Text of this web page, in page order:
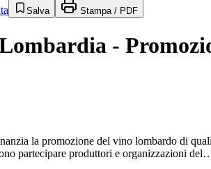
Salva Stampa / PDF
-
la promozione del vino lombardo di
partecipare produttori e organizzazioni